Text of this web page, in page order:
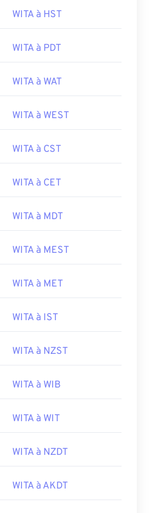
WITA à HST
WITA à PDT
WITA à WAT
WITA à WEST
WITA à CST
WITA à CET
WITA à MDT
WITA à MEST
WITA à MET
WITA à IST
WITA à NZST
WITA à WIB
WITA à WIT
WITA à NZDT
WITA à AKDT